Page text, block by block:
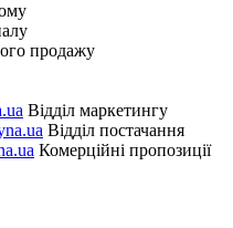
продажу
Відділ маркетингу
Відділ постачання
Комерційні пропозиції